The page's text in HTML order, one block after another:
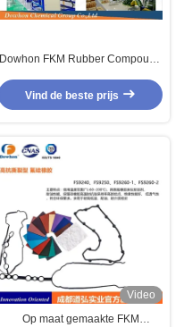
Dowhon FKM Rubber Compound
temperatuurbestandheid voor de
automobielindustrie
Vind de beste prijs
Video
Op maat gemaakte FKM